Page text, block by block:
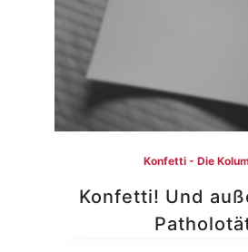
Konfetti - Die
Konfetti! Und